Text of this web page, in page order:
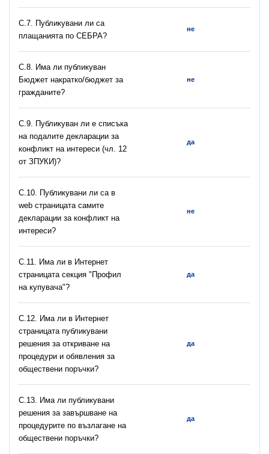
С.7. Публикувани ли са
плащанията по СЕБРА?
не
С.8. Има ли публикуван
Бюджет накратко/бюджет за
гражданите?
не
C.9. Публикуван ли е списъка
на подалите декларации за
конфликт на интереси (чл. 12
от ЗПУКИ)?
да
C.10. Публикувани ли са в
web страницата самите
декларации за конфликт на
интереси?
не
C.11. Има ли в Интернет
страницата секция "Профил
на купувача"?
да
С.12. Има ли в Интернет
страницата публикувани
решения за откриване на
процедури и обявления за
обществени поръчки?
да
С.13. Има ли публикувани
решения за завършване на
процедурите по възлагане на
обществени поръчки?
да